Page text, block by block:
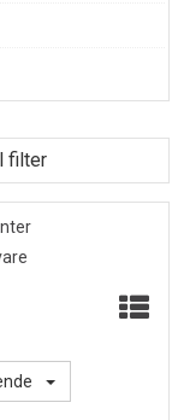
filter